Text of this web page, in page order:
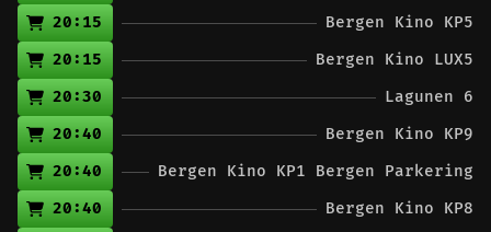
20:15
Bergen Kino KP5
20:15
Bergen Kino LUX5
20:30
Lagunen 6
20:40
Bergen Kino KP9
20:40
Bergen Kino KP1 Bergen Parkering
20:40
Bergen Kino KP8